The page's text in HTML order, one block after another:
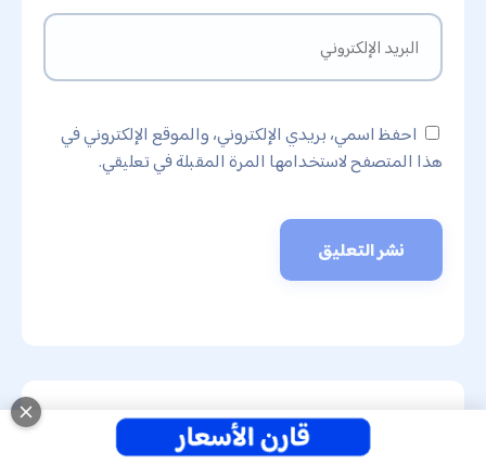
احفظ اسمي، بريدي الإلكتروني، والموقع الإلكتروني في
هذا المتصفح لاستخدامها المرة المقبلة في تعليقي.
كل المقالات